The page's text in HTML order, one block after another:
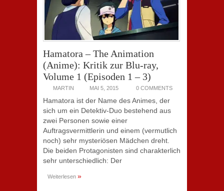
Hamatora – The Animation
(Anime): Kritik zur Blu-ray,
Volume 1 (Episoden 1 – 3)
MARTIN MAI 5, 2015 0 COMMENTS
Hamatora ist der Name des Animes, der
sich um ein Detektiv-Duo bestehend aus
zwei Personen sowie einer
Auftragsvermittlerin und einem (vermutlich
noch) sehr mysteriösen Mädchen dreht.
Die beiden Protagonisten sind charakterlich
sehr unterschiedlich: Der
Weiterlesen »